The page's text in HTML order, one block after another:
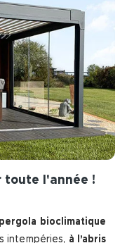
toute l'année !
bioclimatique
intempéries, à l’abris